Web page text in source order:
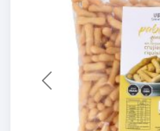
Previous